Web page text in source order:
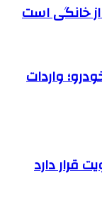
واردات
قرار دارد